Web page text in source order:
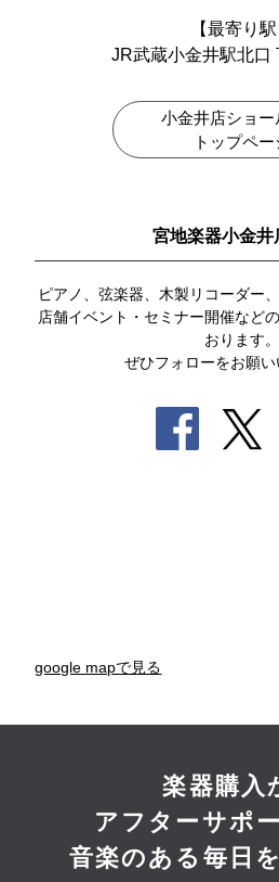
【最寄り駅
JR武蔵小金井駅北口
小金井店ショー
トップペー
宮地楽器小金井
ピアノ、弦楽器、木製リコーダー
店舗イベント・セミナー開催など
おります。
ぜひフォローをお願
google mapで見る
楽器購入
アフターサポ
音楽のある毎日